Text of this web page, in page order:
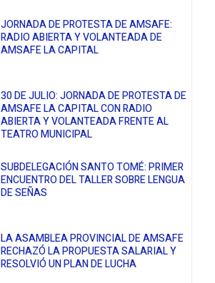
JORNADA DE PROTESTA DE AMSAFE:
RADIO ABIERTA Y VOLANTEADA DE
AMSAFE LA CAPITAL
30 DE JULIO: JORNADA DE PROTESTA DE
AMSAFE LA CAPITAL CON RADIO
ABIERTA Y VOLANTEADA FRENTE AL
TEATRO MUNICIPAL
SUBDELEGACIÓN SANTO TOMÉ: PRIMER
ENCUENTRO DEL TALLER SOBRE LENGUA
DE SEÑAS
LA ASAMBLEA PROVINCIAL DE AMSAFE
RECHAZÓ LA PROPUESTA SALARIAL Y
RESOLVIÓ UN PLAN DE LUCHA